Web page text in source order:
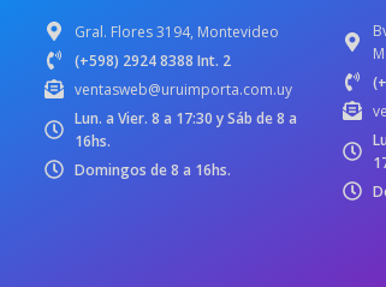
Gral. Flores 3194, Montevideo
(+598) 2924 8388 Int. 2
ventasweb@uruimporta.com.uy
Lun. a Vier. 8 a 17:30 y Sáb de 8 a
16hs.
Domingos de 8 a 16hs.